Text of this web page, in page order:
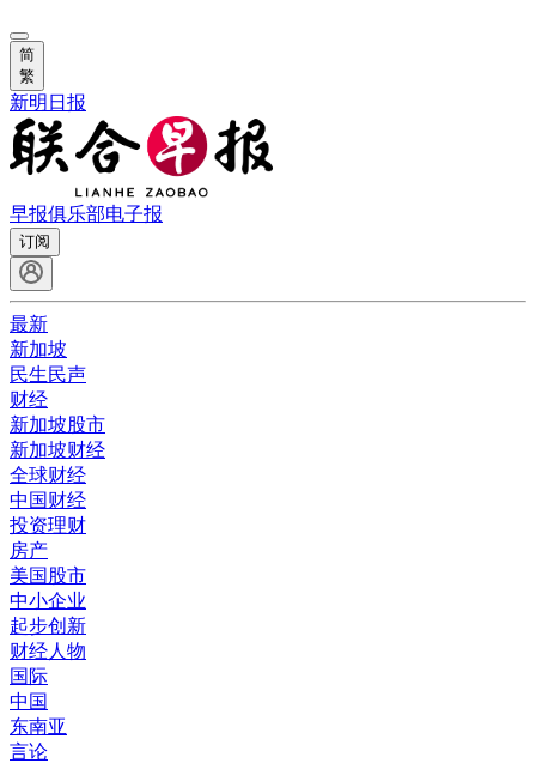
简
繁
新明日报
早报俱乐部电子报
订阅
最新
新加坡
民生民声
财经
新加坡股市
新加坡财经
全球财经
中国财经
投资理财
房产
美国股市
中小企业
起步创新
财经人物
国际
中国
东南亚
言论